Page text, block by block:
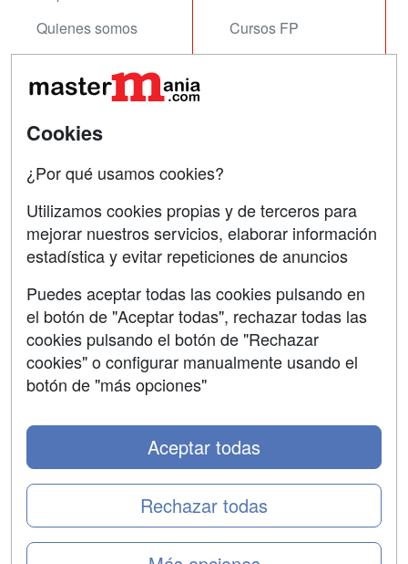
Quienes somos
Acceso Usuarios
Acceso Centros
Cursos FP
Contactar
Confidencialidad
Copyleft
SÍGUENOS EN:
Cookies
¿Por qué usamos cookies?
Utilizamos cookies propias y de terceros para
mejorar nuestros servicios, elaborar información
estadística y evitar repeticiones de anuncios
Puedes aceptar todas las cookies pulsando en
el botón de "Aceptar todas", rechazar todas las
cookies pulsando el botón de "Rechazar
cookies" o configurar manualmente usando el
botón de "más opciones"
Rechazar todas
Aceptar todas